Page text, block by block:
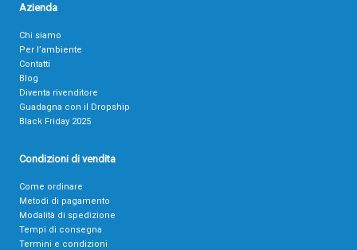
Azienda
Chi siamo
Per l’ambiente
Contatti
Blog
Diventa rivenditore
Guadagna con il Dropship
Black Friday 2025
Condizioni di vendita
Come ordinare
Metodi di pagamento
Modalità di spedizione
Tempi di consegna
Termini e condizioni